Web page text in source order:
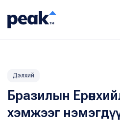
Дэлхий
Бразилын
хэмжээг